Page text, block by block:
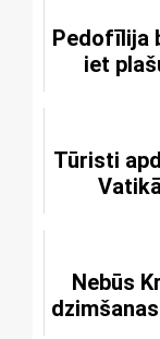
Pedofīlija
iet
Tūristi
Nebūs